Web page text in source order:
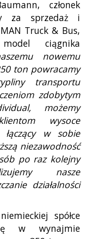
członek
za sprzedaż i
Truck & Bus,
ciągnika
nowemu
ton powracamy
transportu
zdobytym
możemy
wysoce
łączący w sobie
niezawodność
po raz kolejny
nasze
działalności
spółce
w wynajmie